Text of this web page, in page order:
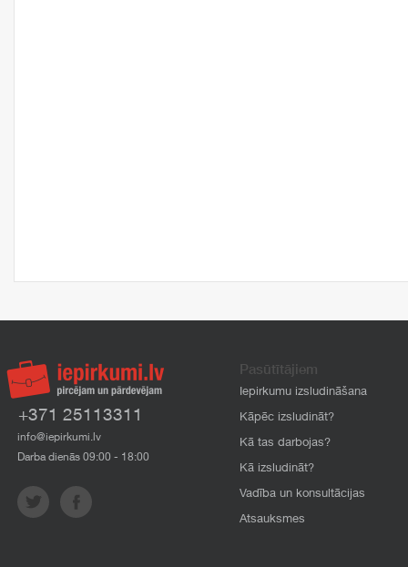
+371 25113311
info@iepirkumi.lv
Darba dienās 09:00 - 18:00
Pasūtītājiem
Iepirkumu izsludināšana
Kāpēc izsludināt?
Kā tas darbojas?
Kā izsludināt?
Vadība un konsultācijas
Atsauksmes